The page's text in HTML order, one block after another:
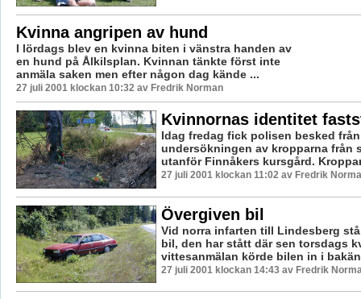
Kvinna angripen av hund
I lördags blev en kvinna biten i vänstra handen av
en hund på Ålkilsplan. Kvinnan tänkte först inte
anmäla saken men efter någon dag kände ...
27 juli 2001 klockan 10:32 av Fredrik Norman
Kvinnornas identitet
Idag fredag fick polisen besked
undersökningen av kropparna från
utanför Finnåkers kursgård.
27 juli 2001 klockan 11:02 av Fredrik
Övergiven bil
Vid norra infarten till Lindesberg
bil, den har stått där sen torsdags
vittesanmälan körde bilen in i
27 juli 2001 klockan 14:43 av Fredrik